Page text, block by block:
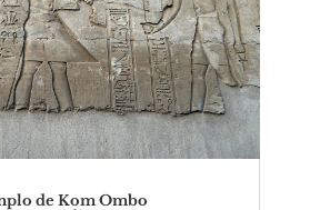
de Kom Ombo